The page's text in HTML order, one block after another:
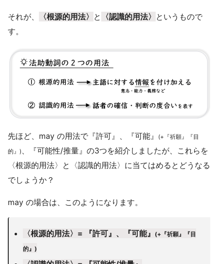
それが、 〈根源的用法〉 と 〈認識的用法〉 というもので
す。
先ほど、may の用法で『許可』、『可能』
(+『祈願』『目
的』)
、『可能性/推量』の3つを紹介しましたが、これらを
〈根源的用法〉と〈認識的用法〉に当てはめるとどうなる
でしょうか？
may の場合は、このようになります。
〈根源的用法〉= 『許可』、『可能』
(+『祈願』『目
的』)